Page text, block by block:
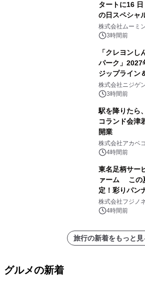
タートに16
の日スペシャ
株式会社ムーミ
3時間前
「クレヨン
パーク」2027
ジップライン
のは今年が最
ネムネ～大作
株式会社ニジゲ
3時間前
駅を降りた
コランド会津
開業
株式会社アカベ
4時間前
東名足柄サー
ァーム この
定！彩りパン
株式会社フジノ
4時間前
旅行の新着をもっと見
グルメの新着